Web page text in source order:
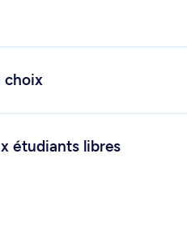
choix
étudiants libres